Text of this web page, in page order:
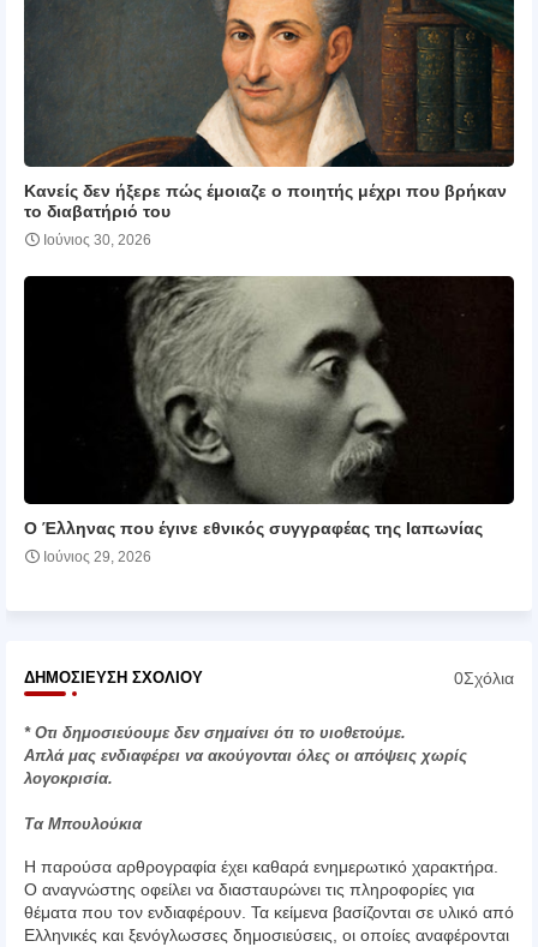
Κανείς δεν ήξερε πώς έμοιαζε ο ποιητής μέχρι που βρήκαν
το διαβατήριό του
Ιούνιος 30, 2026
Ο Έλληνας που έγινε εθνικός συγγραφέας της Ιαπωνίας
Ιούνιος 29, 2026
ΔΗΜΟΣΊΕΥΣΗ ΣΧΟΛΊΟΥ 0Σχόλια
* Οτι δημοσιεύουμε δεν σημαίνει ότι το υιοθετούμε.
Απλά μας ενδιαφέρει να ακούγονται όλες οι απόψεις χωρίς
λογοκρισία.
Τα Μπουλούκια
Η παρούσα αρθρογραφία έχει καθαρά ενημερωτικό χαρακτήρα.
Ο αναγνώστης οφείλει να διασταυρώνει τις πληροφορίες για
θέματα που τον ενδιαφέρουν. Τα κείμενα βασίζονται σε υλικό από
Ελληνικές και ξενόγλωσσες δημοσιεύσεις, οι οποίες αναφέρονται